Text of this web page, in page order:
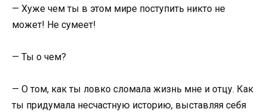
— Хуже чем ты в этом мире поступить никто не
может! Не сумеет!
— Ты о чем?
— О том, как ты ловко сломала жизнь мне и отцу. Как
ты придумала несчастную историю, выставляя себя